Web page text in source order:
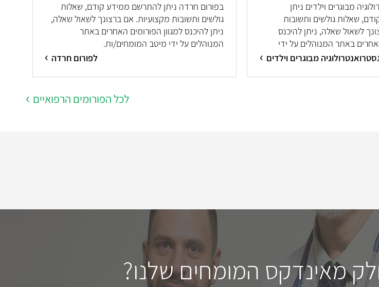
מבוגרים וילדים ניתן
שאלות גולשים ותשובות
לשאול שאלה, ניתן להיכנס
באתר המנוהלים על ידי
מבוגרים וילדים
בפורום חרדה ניתן להתרשם ממידע קודם, שאלות
גולשים ותשובות מקצועיות. אם ברצונך לשאול שאלה,
ניתן להיכנס למגוון הפורומים האחרים באתר
המנוהלים על ידי מיטב המומחים/ות.
לפורום חרדה
לכל הפורומים הרפואיים
מאינדקס המומחים שלנו?